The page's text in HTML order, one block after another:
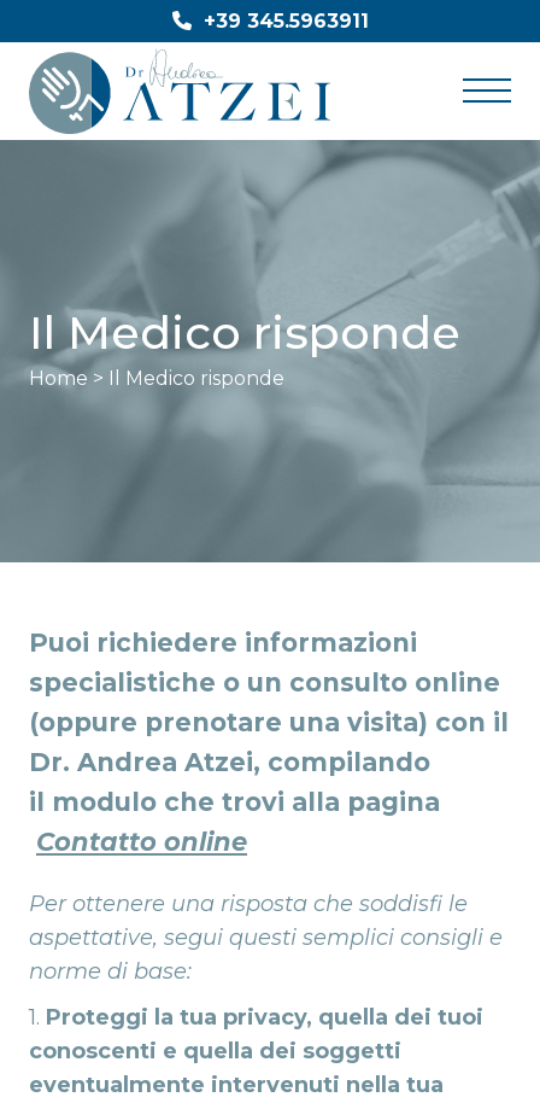
to
content
+39 345.5963911
Il Medico risponde
Home > Il Medico risponde
Puoi richiedere informazioni
specialistiche o un consulto online
(oppure prenotare una visita) con il
Dr. Andrea Atzei, compilando
il modulo che trovi alla pagina
Contatto online
Per ottenere una risposta che soddisfi le
aspettative, segui questi semplici consigli e
norme di base:
1. Proteggi la tua privacy, quella dei tuoi
conoscenti e quella dei soggetti
eventualmente intervenuti nella tua